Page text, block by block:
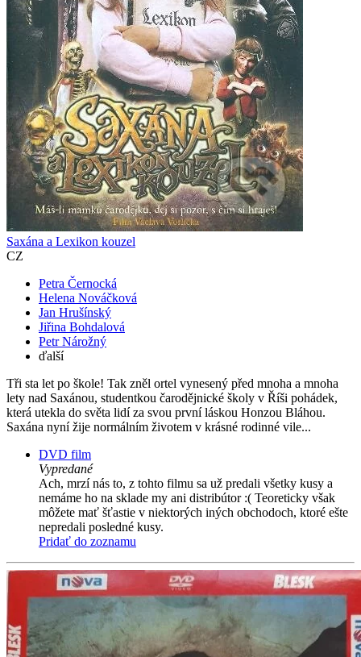
Saxána a Lexikon kouzel
CZ
Petra Černocká
Helena Nováčková
Jan Hrušínský
Jiřina Bohdalová
Petr Nárožný
ďalší
Tři sta let po škole! Tak zněl ortel vynesený před mnoha a mnoha
lety nad Saxánou, studentkou čarodějnické školy v Říši pohádek,
která utekla do světa lidí za svou první láskou Honzou Bláhou.
Saxána nyní žije normálním životem v krásné rodinné vile...
DVD film
Vypredané
Ach, mrzí nás to, z tohto filmu sa už predali všetky kusy a
nemáme ho na sklade my ani distribútor :( Teoreticky však
môžete mať šťastie v niektorých iných obchodoch, ktoré ešte
nepredali posledné kusy.
Pridať do zoznamu